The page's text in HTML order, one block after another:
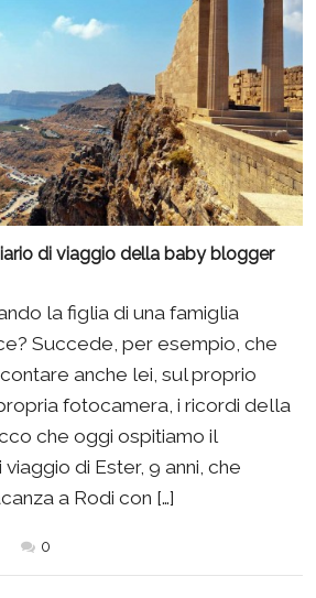
di viaggio della baby blogger
la figlia di una famiglia
Succede, per esempio, che
anche lei, sul proprio
fotocamera, i ricordi della
che oggi ospitiamo il
di Ester, 9 anni, che
a Rodi con […]
0